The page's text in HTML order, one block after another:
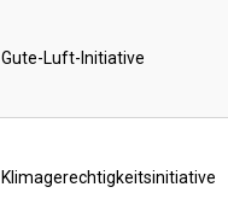
Gute-Luft-Initiative
Klimagerechtigkeitsinitiative